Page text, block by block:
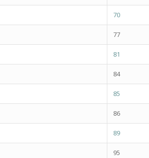
70
77
81
84
85
86
89
95